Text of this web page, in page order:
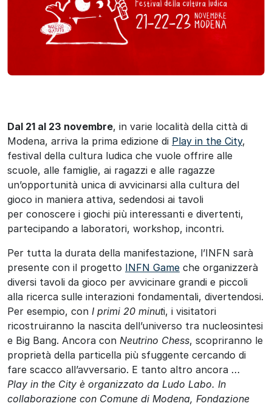
Dal 21 al 23 novembre, in varie località della città di
Modena, arriva la prima edizione di Play in the City,
festival della cultura ludica che vuole offrire alle
scuole, alle famiglie, ai ragazzi e alle ragazze
un’opportunità unica di avvicinarsi alla cultura del
gioco in maniera attiva, sedendosi ai tavoli
per conoscere i giochi più interessanti e divertenti,
partecipando a laboratori, workshop, incontri.
Per tutta la durata della manifestazione, l’INFN sarà
presente con il progetto INFN Game che organizzerà
diversi tavoli da gioco per avvicinare grandi e piccoli
alla ricerca sulle interazioni fondamentali, divertendosi.
Per esempio, con I primi 20 minuti, i visitatori
ricostruiranno la nascita dell’universo tra nucleosintesi
e Big Bang. Ancora con Neutrino Chess, scopriranno le
proprietà della particella più sfuggente cercando di
fare scacco all’avversario. E tanto altro ancora …
Play in the City è organizzato da Ludo Labo. In
collaborazione con Comune di Modena, Fondazione